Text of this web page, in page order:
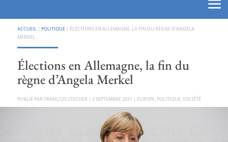
ACCUEIL | POLITIQUE| ÉLECTIONS EN ALLEMAGNE, LA FIN DU RÈGNE D’ANGELA
MERKEL
Élections en Allemagne, la fin du
règne d’Angela Merkel
PAR FRANÇOIS STECHER | 2 SEPTEMBRE 2021 | EUROPE, POLITIQUE, SOCIÉTÉ